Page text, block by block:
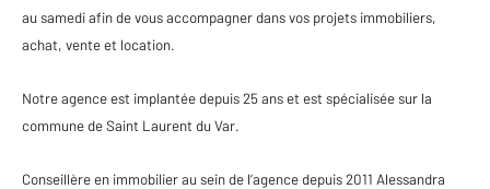
au samedi afin de vous accompagner dans vos projets immobiliers,
achat, vente et location.
Notre agence est implantée depuis 25 ans et est spécialisée sur la
commune de Saint Laurent du Var.
Conseillère en immobilier au sein de l’agence depuis 2011 Alessandra